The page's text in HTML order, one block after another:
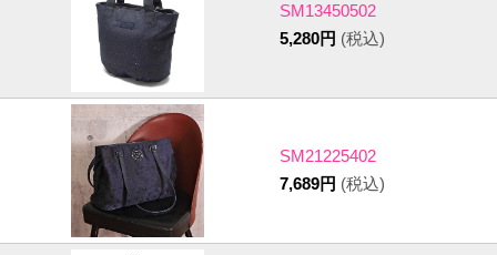
SM13450502
5,280円 (税込)
SM21225402
7,689円 (税込)